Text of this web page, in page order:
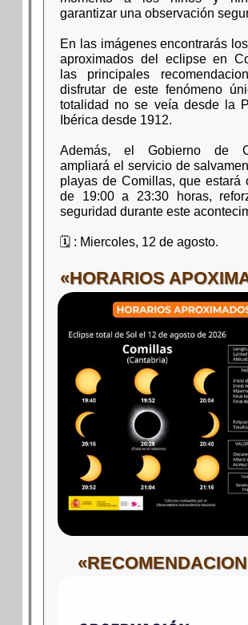
garantizar una observación
En las imágenes encontrarás
aproximados del eclipse en
las principales
disfrutar de este fenómeno
totalidad no se veía desde la
Ibérica desde 1912.
Además, el Gobierno de
ampliará el servicio de
playas de Comillas, que estará
de 19:00 a 23:30 horas,
seguridad durante este
🗓 : Miercoles, 12 de agosto.
«HORARIOS